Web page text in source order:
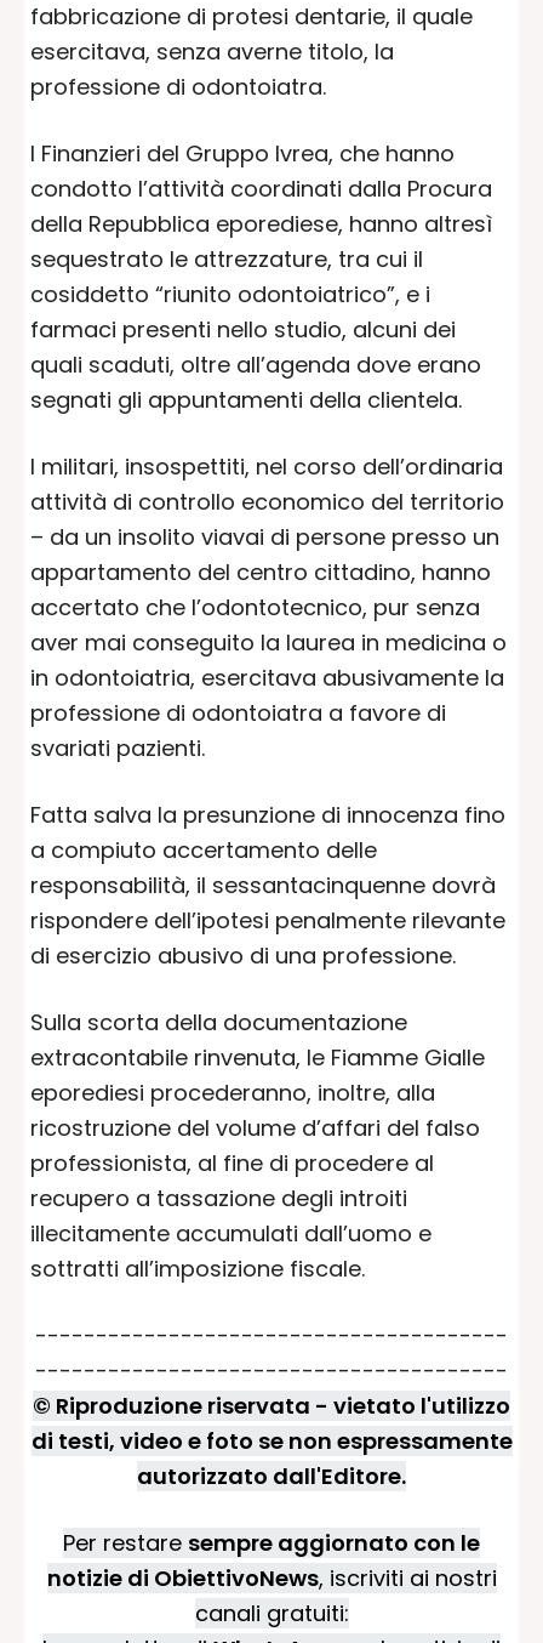
fabbricazione di protesi dentarie, il quale
esercitava, senza averne titolo, la
professione di odontoiatra.
I Finanzieri del Gruppo Ivrea, che hanno
condotto l’attività coordinati dalla Procura
della Repubblica eporediese, hanno altresì
sequestrato le attrezzature, tra cui il
cosiddetto “riunito odontoiatrico”, e i
farmaci presenti nello studio, alcuni dei
quali scaduti, oltre all’agenda dove erano
segnati gli appuntamenti della clientela.
I militari, insospettiti, nel corso dell’ordinaria
attività di controllo economico del territorio
– da un insolito viavai di persone presso un
appartamento del centro cittadino, hanno
accertato che l’odontotecnico, pur senza
aver mai conseguito la laurea in medicina o
in odontoiatria, esercitava abusivamente la
professione di odontoiatra a favore di
svariati pazienti.
Fatta salva la presunzione di innocenza fino
a compiuto accertamento delle
responsabilità, il sessantacinquenne dovrà
rispondere dell’ipotesi penalmente rilevante
di esercizio abusivo di una professione.
Sulla scorta della documentazione
extracontabile rinvenuta, le Fiamme Gialle
eporediesi procederanno, inoltre, alla
ricostruzione del volume d’affari del falso
professionista, al fine di procedere al
recupero a tassazione degli introiti
illecitamente accumulati dall’uomo e
sottratti all’imposizione fiscale.
---------------------------------------
---------------------------------------
© Riproduzione riservata - vietato l'utilizzo
di testi, video e foto se non espressamente
autorizzato dall'Editore.
Per restare sempre aggiornato con le
notizie di ObiettivoNews, iscriviti ai nostri
canali gratuiti: